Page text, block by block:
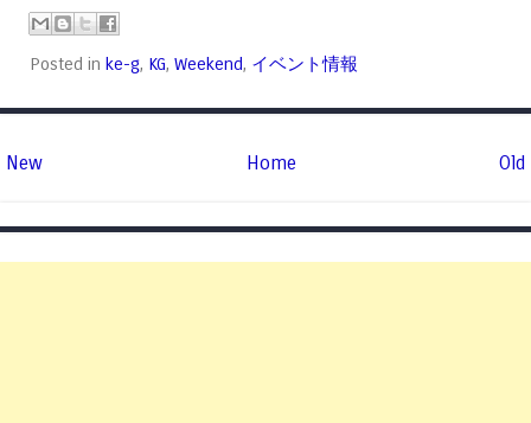
Posted in ke-g, KG, Weekend, イベント情報
New Old
Home